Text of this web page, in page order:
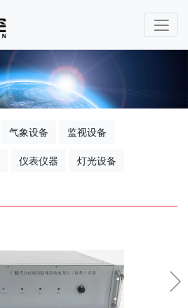
气象设备 监视设备
仪表仪器 灯光设备